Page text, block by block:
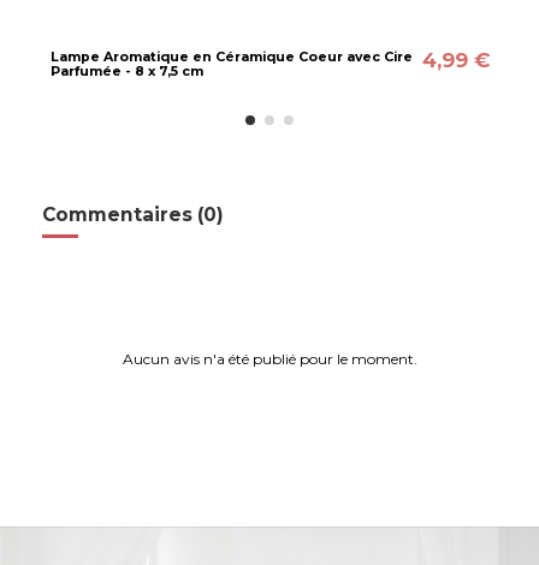
Lampe Aromatique en Céramique Coeur avec Cire
Parfumée - 8 x 7,5 cm
4,99 €
Commentaires (0)
Aucun avis n'a été publié pour le moment.